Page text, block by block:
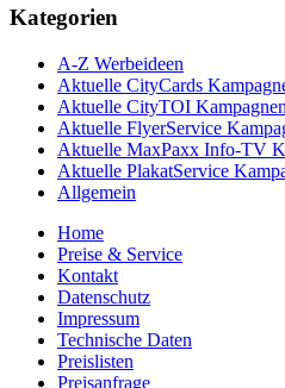
Kategorien
A-Z Werbeideen
Aktuelle CityCards
Aktuelle CityTOI Kampagnen
Aktuelle FlyerService
Aktuelle MaxPaxx Info-TV
Aktuelle PlakatService
Allgemein
Home
Preise & Service
Kontakt
Datenschutz
Impressum
Technische Daten
Preislisten
Preisanfrage